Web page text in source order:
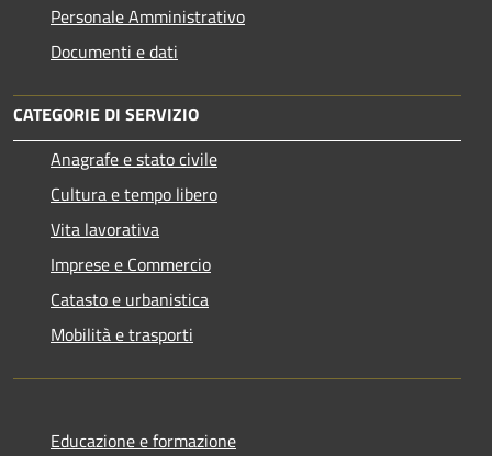
Personale Amministrativo
Documenti e dati
CATEGORIE DI SERVIZIO
Anagrafe e stato civile
Cultura e tempo libero
Vita lavorativa
Imprese e Commercio
Catasto e urbanistica
Mobilità e trasporti
Educazione e formazione